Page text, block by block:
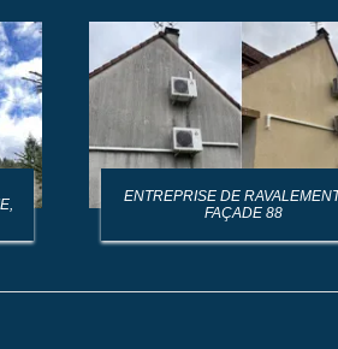
ENTREPRISE DE
FAÇADE 88